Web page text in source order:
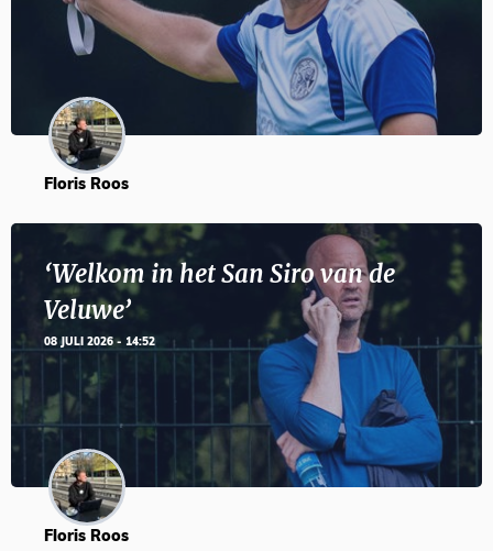
Floris Roos
‘Welkom in het San Siro van de
Veluwe’
08 JULI 2026 - 14:52
Floris Roos